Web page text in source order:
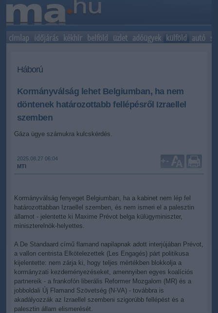
címlap időjárás kékhír belföld üzlet adóügyek külföld autó
Háború
Kormányválság lehet Belgiumban, ha nem
döntenek határozottabb fellépésről Izraellel
szemben
Gáza ügye számukra kulcskérdés.
2025.08.27 06:04
MTI
+-
Kormányválság fenyeget Belgiumban, ha a kabinet nem lép fel
határozottabban Izraellel szemben, és nem ismeri el a palesztin
államot - jelentette ki Maxime Prévot belga külügyminiszter,
miniszterelnök-helyettes.
A De Standaard című flamand napilapnak adott interjújában Prévot,
a vallon centrista Elkötelezettek (Les Engagés) párt politikusa
kijelentette: nem zárja ki, hogy teljes mértékben blokkolja a
kormányzati kezdeményezéseket, amennyiben egyes koalíciós
partnereik - a frankofón liberális Reformer Mozgalom (MR) és a
jobboldali Új Flamand Szövetség (N-VA) - továbbra is
akadályozzák az Izraellel szembeni szigorúbb fellépést és a
palesztin állam elismerését.